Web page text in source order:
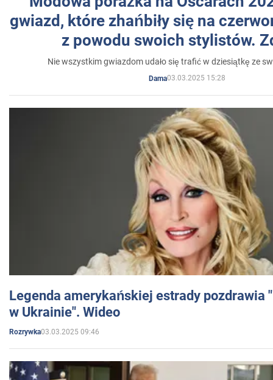
gwiazd, które zhańbiły się na
z powodu swoich stylistów.
Nie wszystkim gwiazdom udało się trafić w dziesiątkę ze
Dama03.03.2025 15:28
Legenda amerykańskiej estrady pozdrawia
w Ukrainie". Wideo
Rozrywka03.03.2025 09:46